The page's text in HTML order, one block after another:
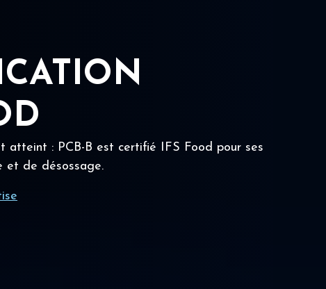
: PCB-B est certifié IFS Food pour ses
et de désossage.